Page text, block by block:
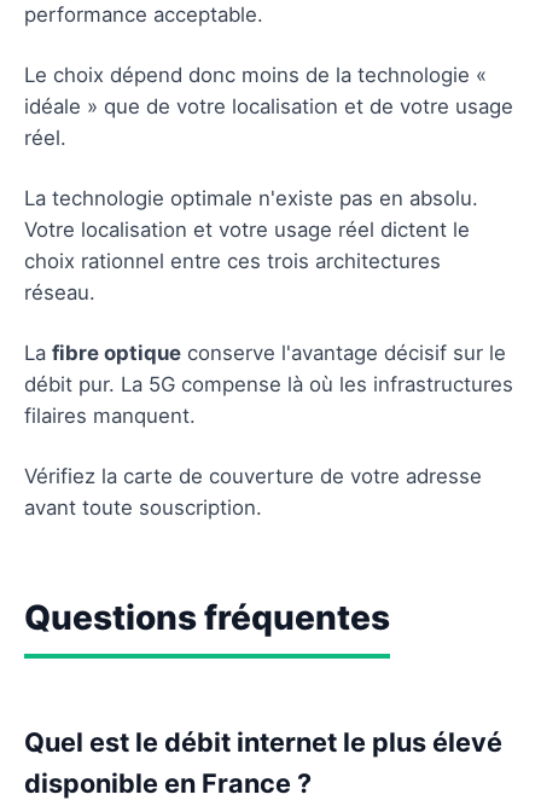
performance acceptable.
Le choix dépend donc moins de la technologie «
idéale » que de votre localisation et de votre usage
réel.
La technologie optimale n'existe pas en absolu.
Votre localisation et votre usage réel dictent le
choix rationnel entre ces trois architectures
réseau.
La fibre optique conserve l'avantage décisif sur le
débit pur. La 5G compense là où les infrastructures
filaires manquent.
Vérifiez la carte de couverture de votre adresse
avant toute souscription.
Questions fréquentes
Quel est le débit internet le plus élevé
disponible en France ?